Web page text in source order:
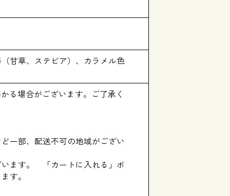
甘草、ステビア）、カラメル色
る場合がございます。ご了承く
一部、配送不可の地域がござい
ます。 「カートに入れる」ボ
す。